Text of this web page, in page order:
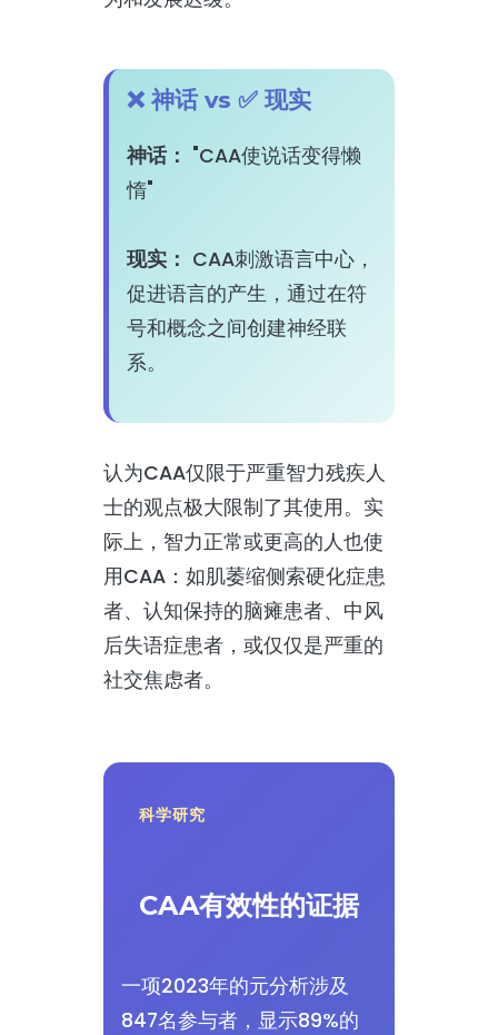
❌ 神话 vs ✅ 现实
神话： "CAA使说话变得懒
惰"
现实： CAA刺激语言中心，
促进语言的产生，通过在符
号和概念之间创建神经联
系。
认为CAA仅限于严重智力残疾人
士的观点极大限制了其使用。实
际上，智力正常或更高的人也使
用CAA：如肌萎缩侧索硬化症患
者、认知保持的脑瘫患者、中风
后失语症患者，或仅仅是严重的
社交焦虑者。
科学研究
CAA有效性的证据
一项2023年的元分析涉及
847名参与者，显示89%的